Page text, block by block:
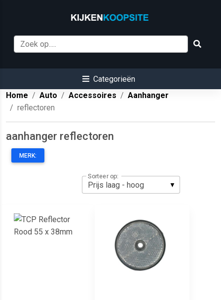
Categorieën
Home
Auto Accessoires
Aanhanger
reflectoren
aanhanger reflectoren
MERK:
Sorteer op: